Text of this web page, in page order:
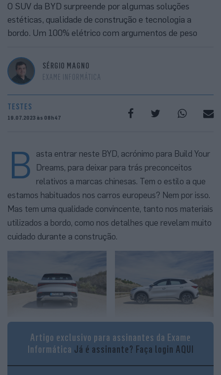
O SUV da BYD surpreende por algumas soluções
estéticas, qualidade de construção e tecnologia a
bordo. Um 100% elétrico com argumentos de peso
SÉRGIO MAGNO
EXAME INFORMÁTICA
TESTES
19.07.2023 às 08h47
B
asta entrar neste BYD, acrónimo para Build Your
Dreams, para deixar para trás preconceitos
relativos a marcas chinesas. Tem o estilo a que
estamos habituados nos carros europeus? Nem por isso.
Mas tem uma qualidade convincente, tanto nos materiais
utilizados a bordo, como nos detalhes que revelam muito
cuidado durante a construção.
Artigo exclusivo para assinantes da Exame
Informática Já é assinante? Faça login AQUI